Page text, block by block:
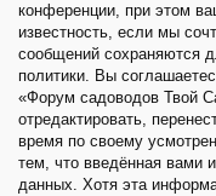
конференции, при этом
известность, если мы
сообщений сохраняются
политики. Вы
«Форум садоводов Твой
отредактировать,
время по своему
тем, что введённая вами
данных. Хотя эта